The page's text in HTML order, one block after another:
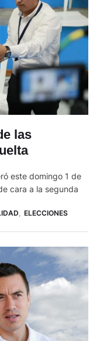
las
este domingo 1 de
cara a la segunda
ELECCIONES